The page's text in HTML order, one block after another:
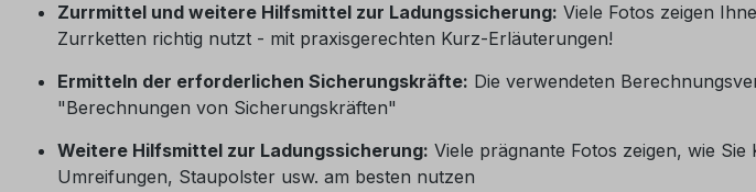
Zurrmittel und weitere Hilfsmittel zur Ladungssicherung: Viele Fotos zeigen
Zurrketten richtig nutzt - mit praxisgerechten Kurz-Erläuterungen!
Ermitteln der erforderlichen Sicherungskräfte: Die verwendeten
"Berechnungen von Sicherungskräften"
Weitere Hilfsmittel zur Ladungssicherung: Viele prägnante Fotos zeigen, wie
Umreifungen, Staupolster usw. am besten nutzen